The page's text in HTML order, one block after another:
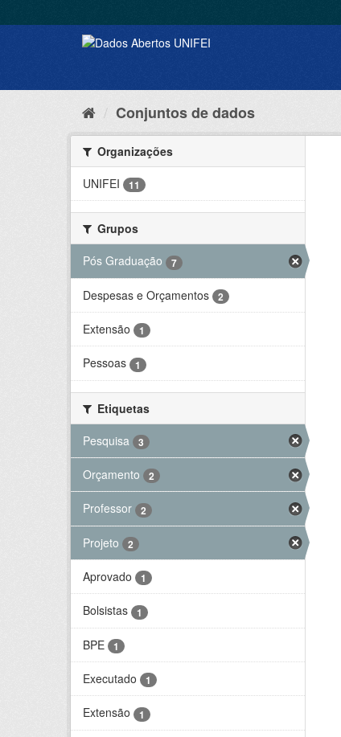
Conjuntos de dados
Organizações
UNIFEI
11
Grupos
Pós Graduação
7
Despesas e Orçamentos 2
Extensão 1
Pessoas 1
Etiquetas
Pesquisa
3
Orçamento 2
Professor 2
Projeto 2
Aprovado 1
Bolsistas 1
BPE 1
Executado 1
Extensão 1